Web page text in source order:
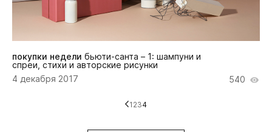
покупки недели бьюти-санта – 1: шампуни и
спреи, стихи и авторские рисунки
4 декабря 2017
540
1 234